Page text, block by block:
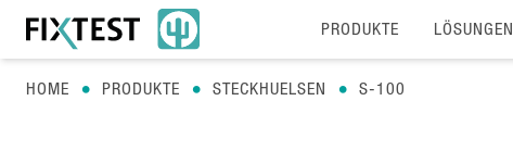
PRODUKTE LÖSUNGEN
HOME PRODUKTE STECKHUELSEN S-100